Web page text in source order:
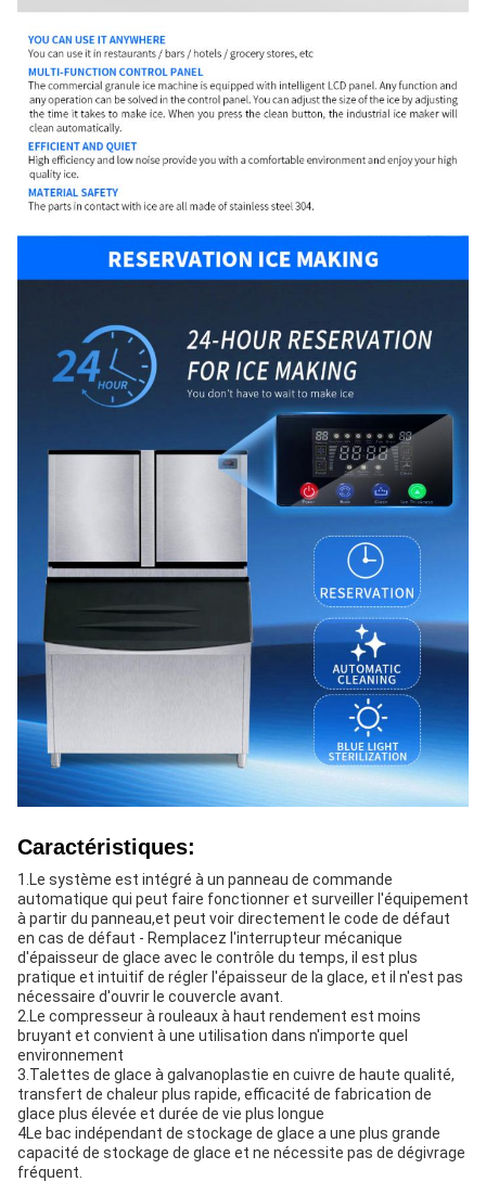
Caractéristiques:
1.Le système est intégré à un panneau de commande
automatique qui peut faire fonctionner et surveiller l'équipement
à partir du panneau,et peut voir directement le code de défaut
en cas de défaut - Remplacez l'interrupteur mécanique
d'épaisseur de glace avec le contrôle du temps, il est plus
pratique et intuitif de régler l'épaisseur de la glace, et il n'est pas
nécessaire d'ouvrir le couvercle avant.
2.Le compresseur à rouleaux à haut rendement est moins
bruyant et convient à une utilisation dans n'importe quel
environnement
3.Talettes de glace à galvanoplastie en cuivre de haute qualité,
transfert de chaleur plus rapide, efficacité de fabrication de
glace plus élevée et durée de vie plus longue
4Le bac indépendant de stockage de glace a une plus grande
capacité de stockage de glace et ne nécessite pas de dégivrage
fréquent.